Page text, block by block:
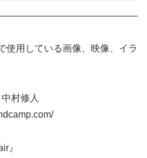
使用している画像、映像、イラ
村修人
』